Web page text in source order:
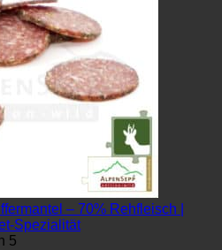
– 70% Rehfleisch |
Spezialität
5